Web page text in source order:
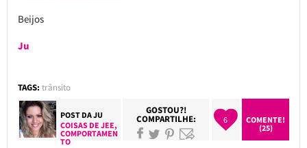
Beijos
Ju
TAGS: trânsito
POST DAJU
COISAS DE JEE,
COMPORTAMEN
TO
GOSTOU?!
COMPARTILHE: 6
COMENTE!
(25)